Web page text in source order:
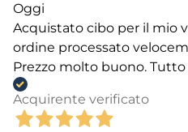
Oggi
Acquistato cibo per il mio
ordine processato
Prezzo molto buono. Tutto
Acquirente verificato